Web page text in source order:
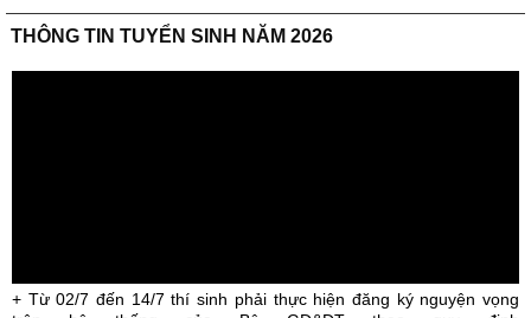
THÔNG TIN TUYỂN SINH NĂM 2026
+ Từ 02/7 đến 14/7 thí sinh phải thực hiện đăng ký nguyện vọng